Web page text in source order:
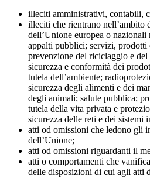
illeciti amministrativi, contabili,
illeciti che rientrano nell’ambito
dell’Unione europea o
appalti pubblici; servizi, prodotti
prevenzione del riciclaggio e
sicurezza e conformità dei
tutela dell’ambiente;
sicurezza degli alimenti e dei
degli animali; salute pubblica;
tutela della vita privata e
sicurezza delle reti e dei sistemi
atti od omissioni che ledono gli
dell’Unione;
atti od omissioni riguardanti il
atti o comportamenti che
delle disposizioni di cui agli atti